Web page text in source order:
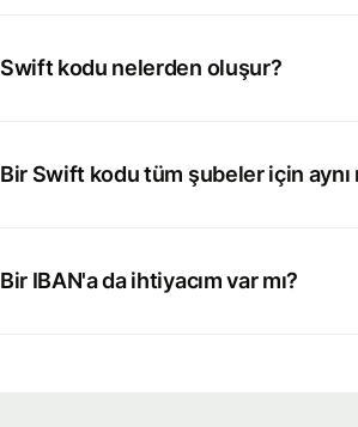
Swift kodu nelerden oluşur?
Bir Swift kodu tüm şubeler için aynı
Bir IBAN'a da ihtiyacım var mı?